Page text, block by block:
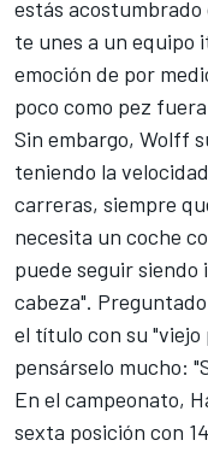
estás
te unes a un equipo
emoción de por
poco como pez
Sin embargo, Wolff
teniendo la
carreras, siempre
necesita un coche
puede seguir
cabeza".
el título con su
pensárselo mucho:
En el campeonato,
sexta posición con